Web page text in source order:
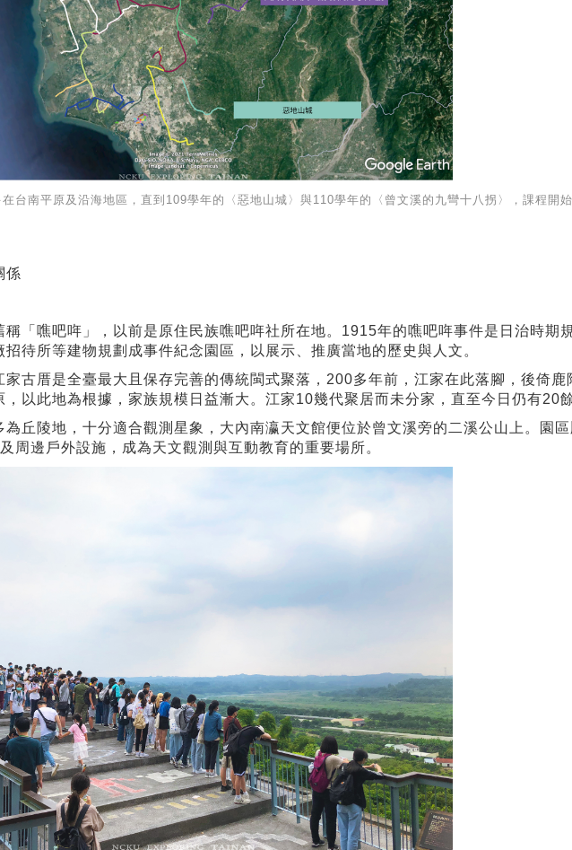
台南平原及沿海地區，直到109學年的〈惡地山城〉與110學年的〈曾文溪的九彎十八拐〉，課程開始
係
稱「噍吧哖」，以前是原住民族噍吧哖社所在地。1915年的噍吧哖事件是日治時期
招待所等建物規劃成事件紀念園區，以展示、推廣當地的歷史與人文。
家古厝是全臺最大且保存完善的傳統閩式聚落，200多年前，江家在此落腳，後倚
，以此地為根據，家族規模日益漸大。江家10幾代聚居而未分家，直至今日仍有20
為丘陵地，十分適合觀測星象，大內南瀛天文館便位於曾文溪旁的二溪公山上。園
周邊戶外設施，成為天文觀測與互動教育的重要場所。